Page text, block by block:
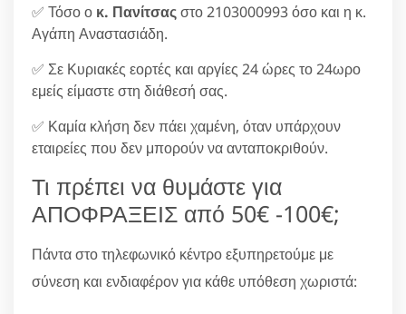
✅ Τόσο ο κ. Πανίτσαςστο 2103000993 όσο και η κ.
Αγάπη Αναστασιάδη.
✅ Σε Κυριακές εορτές και αργίες 24 ώρες το 24ωρο
εμείς είμαστε στη διάθεσή σας.
✅ Καμία κλήση δεν πάει χαμένη, όταν υπάρχουν
εταιρείες που δεν μπορούν να ανταποκριθούν.
Τι πρέπει να θυμάστε για
ΑΠΟΦΡΑΞΕΙΣ από 50€ -100€;
Πάντα στο τηλεφωνικό κέντρο εξυπηρετούμε με
σύνεση και ενδιαφέρον για κάθε υπόθεση χωριστά: